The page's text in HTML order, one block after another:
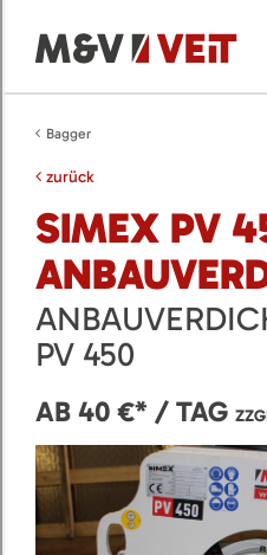
Bagger
zurück
SIMEX PV
PV 450
AB 40 €* / TAG